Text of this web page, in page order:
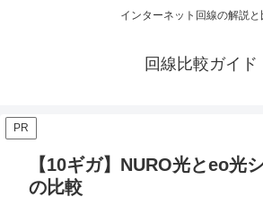
インターネット回線の解説と
回線比較ガイド
PR
【10ギガ】NURO光とeo光
の比較